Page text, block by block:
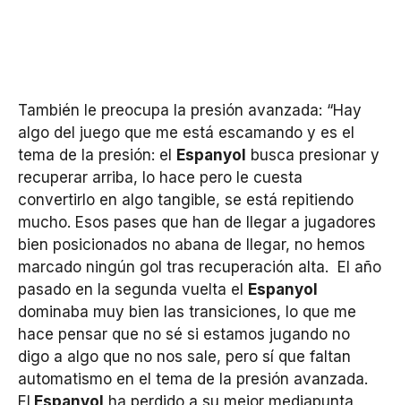
También le preocupa la presión avanzada: “Hay
algo del juego que me está escamando y es el
tema de la presión: el
Espanyol
busca presionar y
recuperar arriba, lo hace pero le cuesta
convertirlo en algo tangible, se está repitiendo
mucho. Esos pases que han de llegar a jugadores
bien posicionados no abana de llegar, no hemos
marcado ningún gol tras recuperación alta. El año
pasado en la segunda vuelta el
Espanyol
dominaba muy bien las transiciones, lo que me
hace pensar que no sé si estamos jugando no
digo a algo que no nos sale, pero sí que faltan
automatismo en el tema de la presión avanzada.